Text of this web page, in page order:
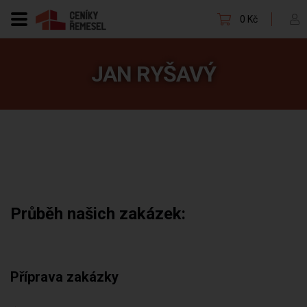
0 Kč
JAN RYŠAVÝ
Průběh našich zakázek:
Příprava zakázky